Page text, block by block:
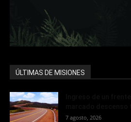
ÚLTIMAS DE MISIONES
7 agosto, 2026